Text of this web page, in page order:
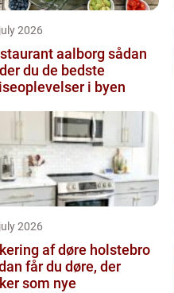
2026
aalborg sådan
du de bedste
i byen
2026
af døre holstebro
får du døre, der
som nye